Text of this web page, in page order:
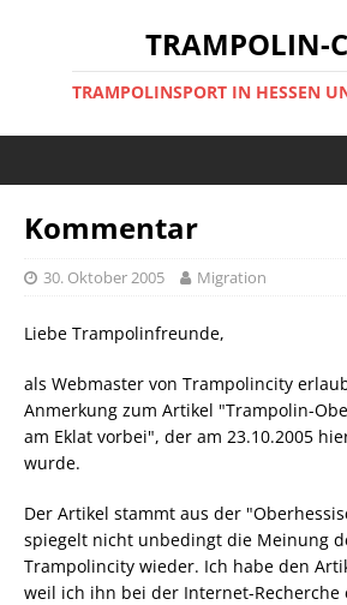
TRAMPOLIN-
TRAMPOLINSPORT IN HESSEN
Kommentar
30. Oktober 2005 Migration
Liebe Trampolinfreunde,
als Webmaster von Trampolincity
Anmerkung zum Artikel "Trampolin-
am Eklat vorbei", der am 23.10.2005
wurde.
Der Artikel stammt aus der
spiegelt nicht unbedingt die Meinung
Trampolincity wieder. Ich habe den
weil ich ihn bei der Internet-Recherche